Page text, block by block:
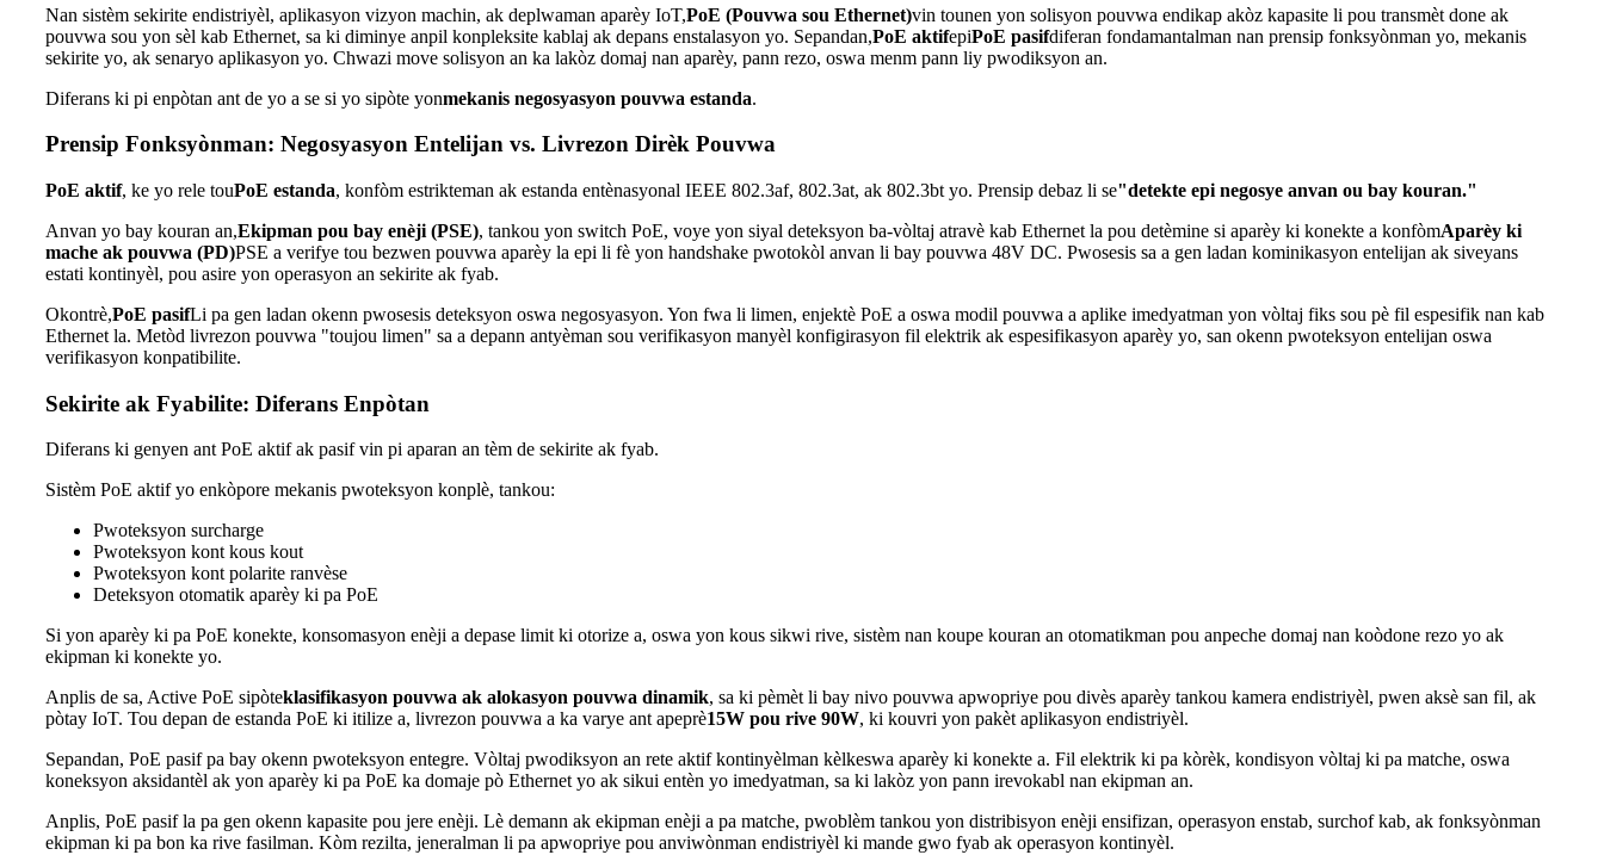
Nan sistèm sekirite endistriyèl, aplikasyon vizyon machin, ak deplwaman aparèy IoT,PoE (Pouvwa sou Ethernet)vin tounen yon solisyon pouvwa endikap akòz kapasite li pou transmèt done ak
pouvwa sou yon sèl kab Ethernet, sa ki diminye anpil konpleksite kablaj ak depans enstalasyon yo. Sepandan,PoE aktifepiPoE pasifdiferan fondamantalman nan prensip fonksyònman yo, mekanis
sekirite yo, ak senaryo aplikasyon yo. Chwazi move solisyon an ka lakòz domaj nan aparèy, pann rezo, oswa menm pann liy pwodiksyon an.
Diferans ki pi enpòtan ant de yo a se si yo sipòte yonmekanis negosyasyon pouvwa estanda.
Prensip Fonksyònman: Negosyasyon Entelijan vs. Livrezon Dirèk Pouvwa
PoE aktif, ke yo rele touPoE estanda, konfòm estrikteman ak estanda entènasyonal IEEE 802.3af, 802.3at, ak 802.3bt yo. Prensip debaz li se"detekte epi negosye anvan ou bay kouran."
Anvan yo bay kouran an,Ekipman pou bay enèji (PSE), tankou yon switch PoE, voye yon siyal deteksyon ba-vòltaj atravè kab Ethernet la pou detèmine si aparèy ki konekte a konfòmAparèy ki
mache ak pouvwa (PD)PSE a verifye tou bezwen pouvwa aparèy la epi li fè yon handshake pwotokòl anvan li bay pouvwa 48V DC. Pwosesis sa a gen ladan kominikasyon entelijan ak siveyans
estati kontinyèl, pou asire yon operasyon an sekirite ak fyab.
Okontrè,PoE pasifLi pa gen ladan okenn pwosesis deteksyon oswa negosyasyon. Yon fwa li limen, enjektè PoE a oswa modil pouvwa a aplike imedyatman yon vòltaj fiks sou pè fil espesifik nan kab
Ethernet la. Metòd livrezon pouvwa "toujou limen" sa a depann antyèman sou verifikasyon manyèl konfigirasyon fil elektrik ak espesifikasyon aparèy yo, san okenn pwoteksyon entelijan oswa
verifikasyon konpatibilite.
Sekirite ak Fyabilite: Diferans Enpòtan
Diferans ki genyen ant PoE aktif ak pasif vin pi aparan an tèm de sekirite ak fyab.
Sistèm PoE aktif yo enkòpore mekanis pwoteksyon konplè, tankou:
Pwoteksyon surcharge
Pwoteksyon kont kous kout
Pwoteksyon kont polarite ranvèse
Deteksyon otomatik aparèy ki pa PoE
Si yon aparèy ki pa PoE konekte, konsomasyon enèji a depase limit ki otorize a, oswa yon kous sikwi rive, sistèm nan koupe kouran an otomatikman pou anpeche domaj nan koòdone rezo yo ak
ekipman ki konekte yo.
Anplis de sa, Active PoE sipòteklasifikasyon pouvwa ak alokasyon pouvwa dinamik, sa ki pèmèt li bay nivo pouvwa apwopriye pou divès aparèy tankou kamera endistriyèl, pwen aksè san fil, ak
pòtay IoT. Tou depan de estanda PoE ki itilize a, livrezon pouvwa a ka varye ant apeprè15W pou rive 90W, ki kouvri yon pakèt aplikasyon endistriyèl.
Sepandan, PoE pasif pa bay okenn pwoteksyon entegre. Vòltaj pwodiksyon an rete aktif kontinyèlman kèlkeswa aparèy ki konekte a. Fil elektrik ki pa kòrèk, kondisyon vòltaj ki pa matche, oswa
koneksyon aksidantèl ak yon aparèy ki pa PoE ka domaje pò Ethernet yo ak sikui entèn yo imedyatman, sa ki lakòz yon pann irevokabl nan ekipman an.
Anplis, PoE pasif la pa gen okenn kapasite pou jere enèji. Lè demann ak ekipman enèji a pa matche, pwoblèm tankou yon distribisyon enèji ensifizan, operasyon enstab, surchof kab, ak fonksyònman
ekipman ki pa bon ka rive fasilman. Kòm rezilta, jeneralman li pa apwopriye pou anviwònman endistriyèl ki mande gwo fyab ak operasyon kontinyèl.